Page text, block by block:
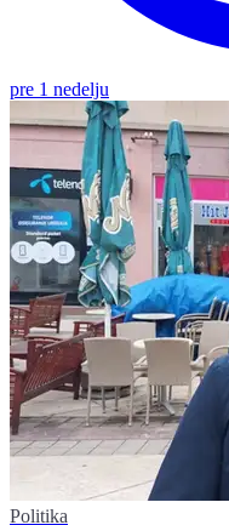
pre 1 nedelju
Politika